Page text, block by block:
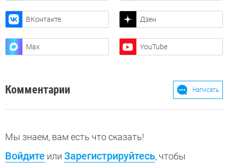
ВКонтакте Дзен
Max YouTube
Комментарии Написать
Мы знаем, вам есть что сказать!
Войдите или Зарегистрируйтесь, чтобы